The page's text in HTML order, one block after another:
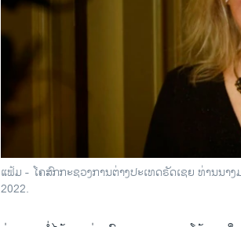
ແຟ້ມ - ໂຄ​ສົກ​ກະ​ຊວງ​ການ​ຕ່າງ​ປະ​ເທດ​ຣັດ​ເຊຍ ທ່ານ​ນາ
2022.